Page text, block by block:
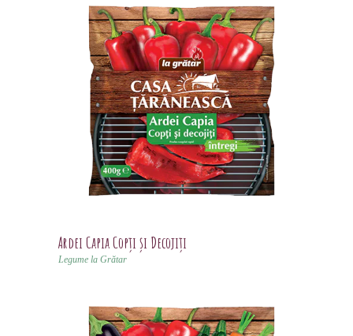
Ardei Capia Copți și Decojiți
Legume la Grătar